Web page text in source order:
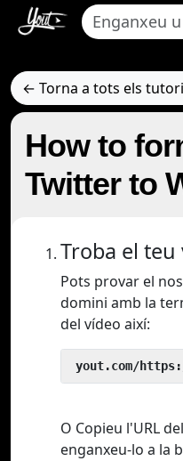
← Torna a tots els
How to
Twitter to
Troba el
Pots provar el
domini amb la
del vídeo així:
yout.com/
O Copieu l'URL
enganxeu-lo a la